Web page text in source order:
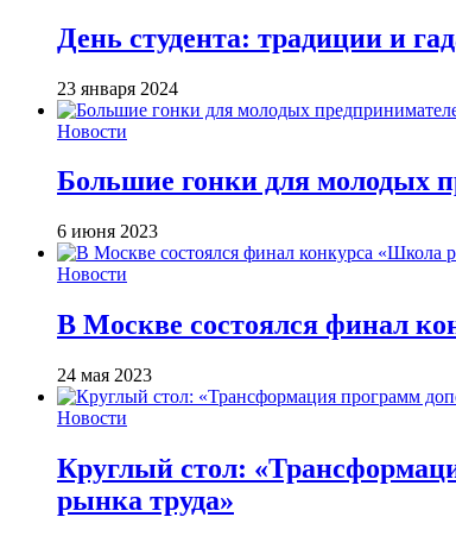
День студента: традиции и
23 января 2024
Новости
Большие гонки для молодых
6 июня 2023
Новости
В Москве состоялся финал
24 мая 2023
Новости
Круглый стол:
рынка труда»